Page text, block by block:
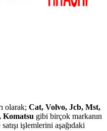
olarak; Cat, Volvo, Jcb, Mst,
Komatsu gibi birçok markanın
işlemlerini aşağıdaki